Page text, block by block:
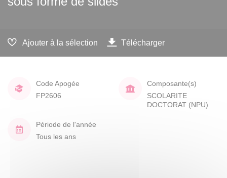
Ajouter à la sélection Télécharger
Code Apogée
FP2606
Composante(s)
SCOLARITE
DOCTORAT (NPU)
Période de l'année
Tous les ans